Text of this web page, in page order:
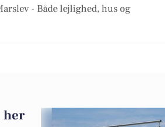
- Både lejlighed, hus og
her